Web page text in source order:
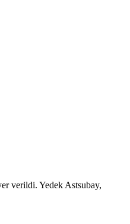
verildi. Yedek Astsubay,